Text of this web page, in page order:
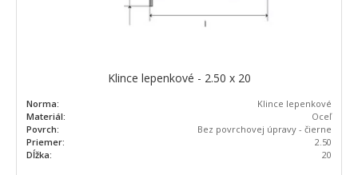
Klince lepenkové - 2.50 x 20
Norma:
Klince lepenkové
Materiál:
Oceľ
Povrch:
Bez povrchovej úpravy - čierne
Priemer:
2.50
Dĺžka:
20